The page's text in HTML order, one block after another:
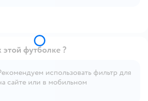
Открыть вопрос
футболке ?
использовать фильтр для
сайте или в мобильном